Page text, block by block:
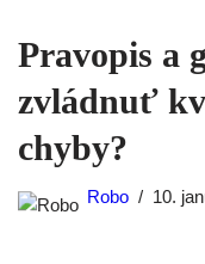
Pravopis a
zvládnuť
chyby?
Robo 10.